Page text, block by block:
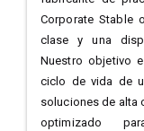
Corporate Stable
clase y una
Nuestro objetivo
ciclo de vida de
soluciones de alta
optimizado